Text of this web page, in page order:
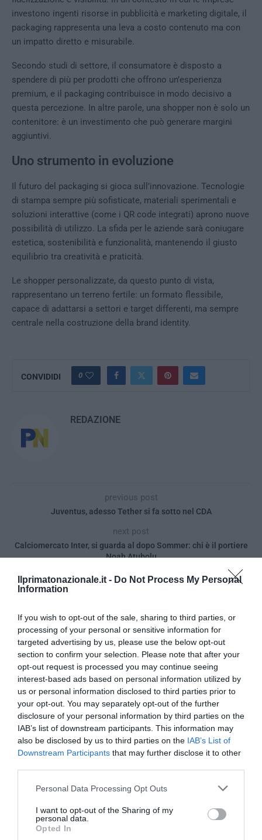
Ilprimatonazionale.it - Do Not Process My Personal
Information
If you wish to opt-out of the sale, sharing to third parties, or
processing of your personal or sensitive information for
targeted advertising by us, please use the below opt-out
section to confirm your selection. Please note that after your
opt-out request is processed you may continue seeing
interest-based ads based on personal information utilized by
us or personal information disclosed to third parties prior to
your opt-out. You may separately opt-out of the further
disclosure of your personal information by third parties on the
IAB’s list of downstream participants. This information may
also be disclosed by us to third parties on the IAB’s List of
Downstream Participants that may further disclose it to other
Please note that this website/app uses one or more Google
not limited to your visit or usage behaviour. You may click to
grant or deny consent to Google and its third-party tags to
use your data for below specified purposes in below Google
Personal Data Processing Opt Outs
I want to opt-out of the Sharing of my
personal data.
Opted In
investono ingenti risorse in pubblicità e marketing digitale, il
packaging rappresenta una leva a costo contenuto ma con
un impatto diretto e misurabile.
Secondo studi di settore, il consumatore è disposto a
spendere di più per prodotti che offrono un’esperienza
premium, e il packaging contribuisce in modo decisivo a
questa percezione. In altre parole, una shopper non è solo un
contenitore: è un investimento che può generare margini
aggiuntivi.
Uno strumento in evoluzione
Il futuro del packaging si gioca sull’innovazione. Tecnologie
di stampa sempre più sofisticate, materiali sperimentali e
soluzioni interattive (come i QR code integrati) aprono nuove
possibilità di utilizzo. La sfida per le aziende sarà coniugare
estetica, sostenibilità e funzionalità, mantenendo il giusto
equilibrio tra creatività e praticità.
Le shopper personalizzate, da questo punto di vista,
rappresentano un terreno fertile: un formato flessibile,
capace di adattarsi a settori e target differenti, ma sempre
centrale nella costruzione della brand identity.
CONVIDIDI 0
REDAZIONE
previous post
Juventus, adesso Tether si fa sotto nel CDA
next post
Calciomercato Inter, si guarda al dopo Sommer: chi è il portiere
Noah Atubolu
Quando il rottame vale di più: il mercato delle soluzioni
per compattare gli scarti...